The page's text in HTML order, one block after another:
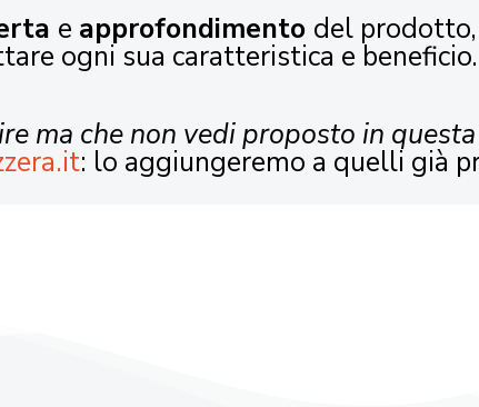
e approfondimento del
ogni sua caratteristica e beneficio.
ma che non vedi proposto in
: lo aggiungeremo a quelli già